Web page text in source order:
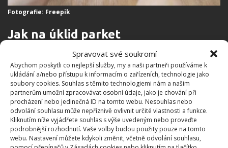
Spravovat své soukromí
Abychom poskytli co nejlepší služby, my a naši partneři používáme k
ukládání a/nebo přístupu k informacím o zařízeních, technologie jako
soubory cookies. Souhlas s těmito technologiemi nám a našim
partnerům umožní zpracovávat osobní údaje, jako je chování při
procházení nebo jedinečná ID na tomto webu. Nesouhlas nebo
odvolání souhlasu může nepříznivě ovlivnit určité vlastnosti a funkce.
Kliknutím níže vyjádřete souhlas s výše uvedeným nebo proveďte
podrobnější rozhodnutí. Vaše volby budou použity pouze na tomto
webu. Nastavení můžete kdykoli změnit, včetně odvolání souhlasu,
Fotografie: Freepik
Jak na úklid parket
Na čištění parket by se neměl používat čistý ocet.
Vždy je potřeba ho naředit větším množstvím horké
vody. Ponořte mop do roztoku, pořádně ho
vyždímejte a vytřete podlahu.Po dokončení
parkety dobře vysušte utěrkou z mikrovlákna,
aby se nepoškodily. Roztok by neměl příliš dlouho
ulpívat na podlaze. Také se vyhněte čištění parket